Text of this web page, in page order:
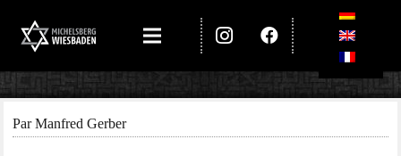
Par Man­fred Gerber